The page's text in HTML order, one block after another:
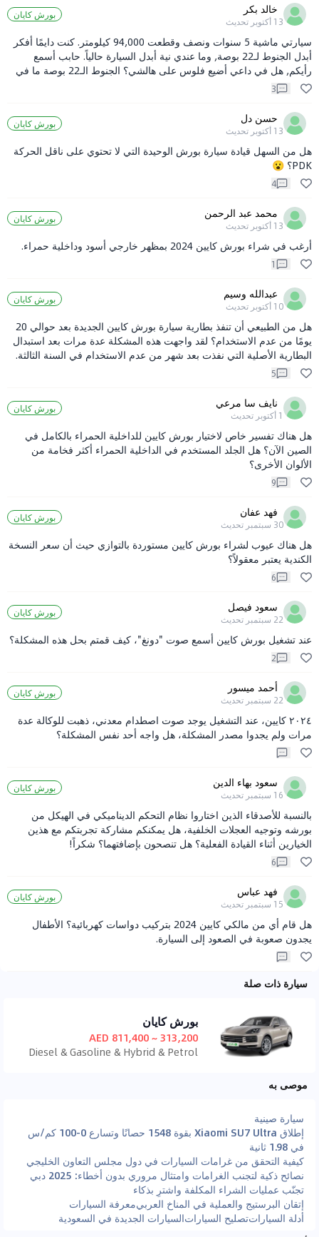
خالد بكر
13 أكتوبر تحديث
بورش كايان
سيارتي ماشية 5 سنوات ونصف وقطعت 94,000 كيلومتر. كنت دايمًا أفكر
أبدل الجنوط لـ22 بوصة, وما عندي نية أبدل السيارة حالياً. حابب أسمع
رأيكم, هل في داعي أضيع فلوس على هالشي؟ الجنوط الـ22 بوصة ما في
مشاكل في القيادة بها, صح؟
3
حسن دل
13 أكتوبر تحديث
بورش كايان
هل من السهل قيادة سيارة بورش الوحيدة التي لا تحتوي على ناقل الحركة
PDK؟ 😮
4
محمد عبد الرحمن
13 أكتوبر تحديث
بورش كايان
أرغب في شراء بورش كايين 2024 بمظهر خارجي أسود وداخلية حمراء.
1
عبدالله وسيم
10 أكتوبر تحديث
بورش كايان
هل من الطبيعي أن تنفذ بطارية سيارة بورش كايين الجديدة بعد حوالي 20
يومًا من عدم الاستخدام؟ لقد واجهت هذه المشكلة عدة مرات بعد استبدال
البطارية الأصلية التي نفذت بعد شهر من عدم الاستخدام في السنة الثالثة.
5
نايف سا مرعي
1 أكتوبر تحديث
بورش كايان
هل هناك تفسير خاص لاختيار بورش كايين للداخلية الحمراء بالكامل في
الصين الآن؟ هل الجلد المستخدم في الداخلية الحمراء أكثر فخامة من
الألوان الأخرى؟
9
فهد عفان
30 سبتمبر تحديث
بورش كايان
هل هناك عيوب لشراء بورش كايين مستوردة بالتوازي حيث أن سعر النسخة
الكندية يعتبر معقولاً؟
6
سعود فيصل
22 سبتمبر تحديث
بورش كايان
عند تشغيل بورش كايين أسمع صوت "دونغ"، كيف قمتم بحل هذه المشكلة؟
2
أحمد ميسور
22 سبتمبر تحديث
بورش كايان
٢٠٢٤ كايين، عند التشغيل يوجد صوت اصطدام معدني، ذهبت للوكالة عدة
مرات ولم يجدوا مصدر المشكلة، هل واجه أحد نفس المشكلة؟
سعود بهاء الدين
16 سبتمبر تحديث
بورش كايان
بالنسبة للأصدقاء الذين اختاروا نظام التحكم الديناميكي في الهيكل من
بورشه وتوجيه العجلات الخلفية، هل يمكنكم مشاركة تجربتكم مع هذين
الخيارين أثناء القيادة الفعلية؟ هل تنصحون بإضافتهما؟ شكراً!
6
فهد عباس
15 سبتمبر تحديث
بورش كايان
هل قام أي من مالكي كايين 2024 بتركيب دواسات كهربائية؟ الأطفال
يجدون صعوبة في الصعود إلى السيارة.
سيارة ذات صلة
بورش كايان
313,200 ~ 811,400 AED
Diesel & Gasoline & Hybrid & Petrol
موصى به
سيارة صينية
إطلاق Xiaomi SU7 Ultra بقوة 1548 حصانًا وتسارع 0-100 كم/س
في 1.98 ثانية
كيفية التحقق من غرامات السيارات في دول مجلس التعاون الخليجي
نصائح ذكية لتجنب الغرامات وامتثال مروري بدون أخطاء: 2025 دبي
تجنّب عمليات الشراء المكلفة واشترِ بذكاء
إتقان البرستيج والعملية في المناخ العربيمعرفة السيارات
أدلة السياراتتصليح السياراتالسيارات الجديدة في السعودية